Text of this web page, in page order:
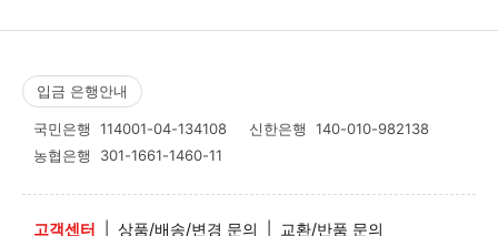
입금 은행안내
국민은행 114001-04-134108 신한은행 140-010-982138
농협은행 301-1661-1460-11
고객센터 상품/배송/변경 문의 교환/반품 문의